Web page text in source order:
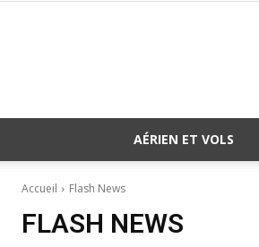
AÉRIEN ET VOLS
Accueil Flash News
FLASH NEWS